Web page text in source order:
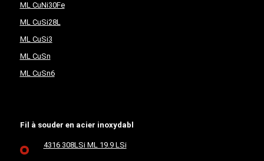
ML CuNi30Fe
ML CuSi28L
ML CuSi3
ML CuSn
ML CuSn6
Fil à souder en acier inoxydabl
4316 308LSi ML 19.9 LSi